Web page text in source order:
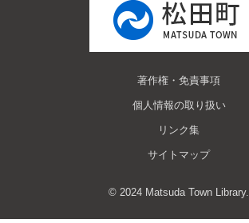
著作権・免責事項
個人情報の取り扱い
リンク集
サイトマップ
© 2024 Matsuda Town Library.